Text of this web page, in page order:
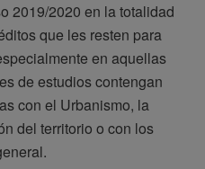
2019/2020 en la totalidad
que les resten para
en aquellas
de estudios contengan
con el Urbanismo, la
del territorio o con los